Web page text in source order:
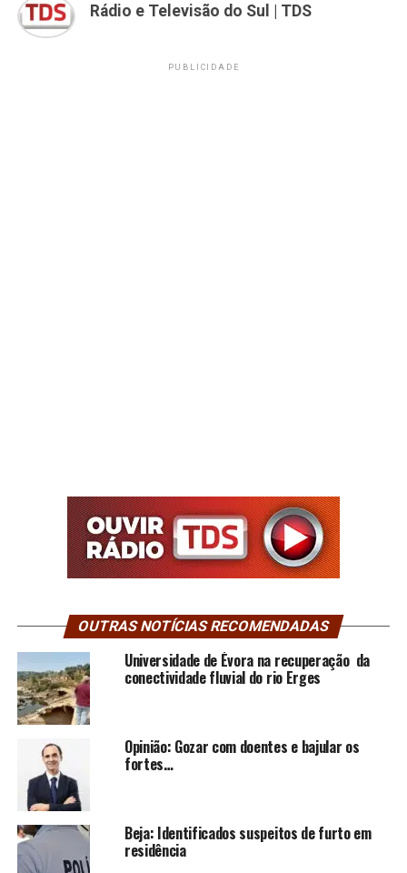
Rádio e Televisão do Sul | TDS
PUBLICIDADE
OUTRAS NOTÍCIAS RECOMENDADAS
Universidade de Évora na recuperação da
conectividade fluvial do rio Erges
Opinião: Gozar com doentes e bajular os
fortes…
Beja: Identificados suspeitos de furto em
residência